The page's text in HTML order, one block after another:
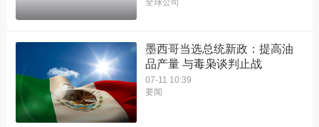
墨西哥当选总统新政：提高油
品产量 与毒枭谈判止战
07-11 10:39
要闻